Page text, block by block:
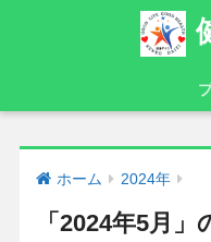
ホーム 2024年
「2024年5月」